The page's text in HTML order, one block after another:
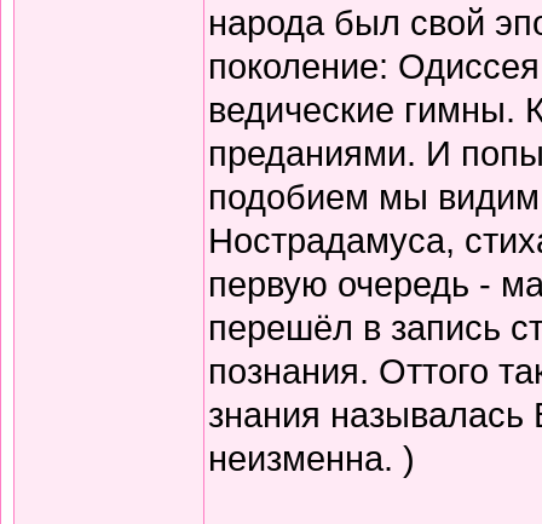
народа был свой
поколение:
ведические гимны.
преданиями. И
подобием мы видим
Нострадамуса,
первую очередь -
перешёл в запись
познания. Оттого
знания
неизменна. )